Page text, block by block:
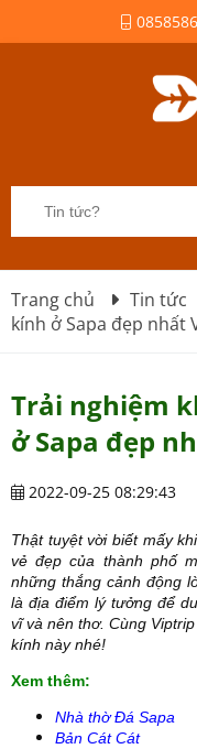
Trang chủ Tin tức
kính ở Sapa đẹp nhất
Trải nghiệm
ở Sapa đẹp
2022-09-25 08:29:43
Thật tuyệt vời biết mấy
vẻ đẹp của thành phố
những thắng cảnh động
là địa điểm lý tưởng để
vĩ và nên thơ. Cùng
kính này nhé!
Xem thêm:
Nhà thờ Đá Sapa
Bản Cát Cát